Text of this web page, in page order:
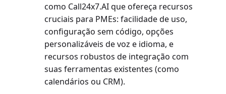
como Call24x7.AI que ofereça recursos
cruciais para PMEs: facilidade de uso,
configuração sem código, opções
personalizáveis de voz e idioma, e
recursos robustos de integração com
suas ferramentas existentes (como
calendários ou CRM).